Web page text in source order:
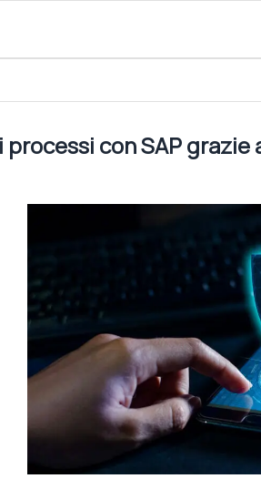
alla visibilità end to end
con SAP grazie